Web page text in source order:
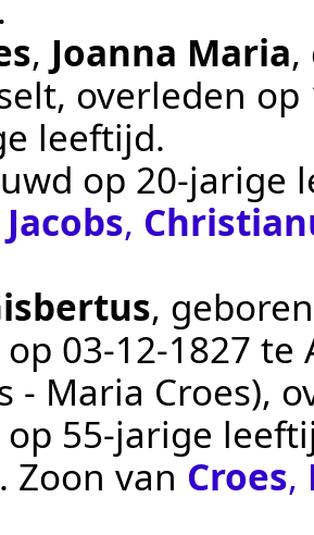
, Joanna Maria,
, overleden op
leeftijd.
op 20-jarige
Jacobs,
,
03‑12‑1827 te
- Maria Croes),
op 55-jarige
. Zoon van Croes,